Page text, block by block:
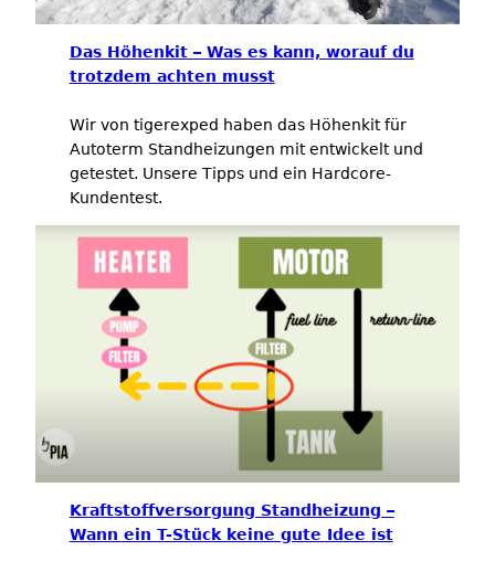
Das Höhenkit – Was es kann, worauf du
trotzdem achten musst
Wir von tigerexped haben das Höhenkit für
Autoterm Standheizungen mit entwickelt und
getestet. Unsere Tipps und ein Hardcore-
Kundentest.
Kraftstoffversorgung Standheizung –
Wann ein T-Stück keine gute Idee ist